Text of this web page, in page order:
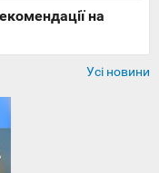
на
Усі новини